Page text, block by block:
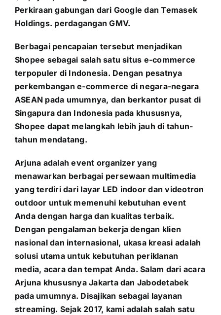
Perkiraan gabungan dari Google dan Temasek
Holdings. perdagangan GMV.
Berbagai pencapaian tersebut menjadikan
Shopee sebagai salah satu situs e-commerce
terpopuler di Indonesia. Dengan pesatnya
perkembangan e-commerce di negara-negara
ASEAN pada umumnya, dan berkantor pusat di
Singapura dan Indonesia pada khususnya,
Shopee dapat melangkah lebih jauh di tahun-
tahun mendatang.
Arjuna adalah event organizer yang
menawarkan berbagai persewaan multimedia
yang terdiri dari layar LED indoor dan videotron
outdoor untuk memenuhi kebutuhan event
Anda dengan harga dan kualitas terbaik.
Dengan pengalaman bekerja dengan klien
nasional dan internasional, ukasa kreasi adalah
solusi utama untuk kebutuhan periklanan
media, acara dan tempat Anda. Salam dari acara
Arjuna khususnya Jakarta dan Jabodetabek
pada umumnya. Disajikan sebagai layanan
streaming. Sejak 2017, kami adalah salah satu